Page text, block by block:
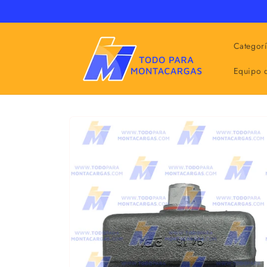
al contenido
Equipo
directamente
a la
información